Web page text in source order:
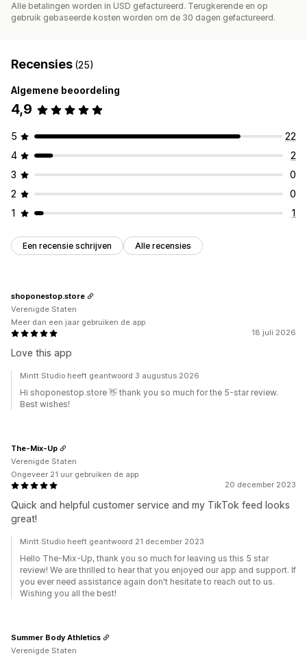
Alle betalingen worden in USD gefactureerd. Terugkerende en op
gebruik gebaseerde kosten worden om de 30 dagen gefactureerd.
Recensies (25)
Algemene beoordeling
4,9
5
22
4
2
3
0
2
0
1
1
Een recensie schrijven Alle recensies
18 juli 2026
Love this app
shoponestop.store
Verenigde Staten
Meer dan een jaar gebruiken de app
Mintt Studio heeft geantwoord 3 augustus 2026
Hi shoponestop.store 👋 thank you so much for the 5-star review.
Best wishes!
20 december 2023
Quick and helpful customer service and my TikTok feed looks
great!
The-Mix-Up
Verenigde Staten
Ongeveer 21 uur gebruiken de app
Mintt Studio heeft geantwoord 21 december 2023
Hello The-Mix-Up, thank you so much for leaving us this 5 star
review! We are thrilled to hear that you enjoyed our app and support. If
you ever need assistance again don't hesitate to reach out to us.
Wishing you all the best!
Summer Body Athletics
Verenigde Staten